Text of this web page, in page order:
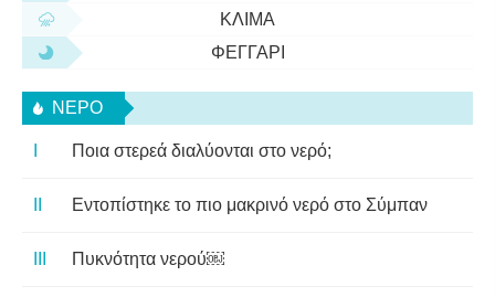
ΚΛΊΜΑ
ΦΕΓΓΆΡΙ
ΝΕΡΌ
Ποια στερεά διαλύονται στο νερό;
Εντοπίστηκε το πιο μακρινό νερό στο Σύμπαν
Πυκνότητα νερού￼